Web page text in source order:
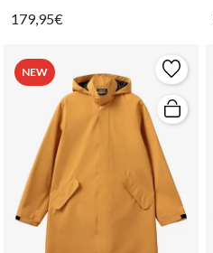
179,95€
NEW